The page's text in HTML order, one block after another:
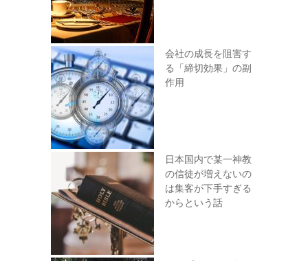
会社の成長を阻害す
る「締切効果」の副
作用
日本国内で某一神教
の信徒が増えないの
は集客が下手すぎる
からという話